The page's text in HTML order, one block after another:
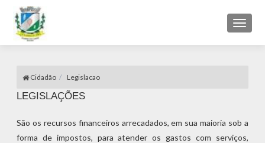
Toggle
Cidadão Legislacao
LEGISLAÇÕES
São os recursos financeiros arrecadados, em sua maioria sob a
forma de impostos, para atender os gastos com serviços,